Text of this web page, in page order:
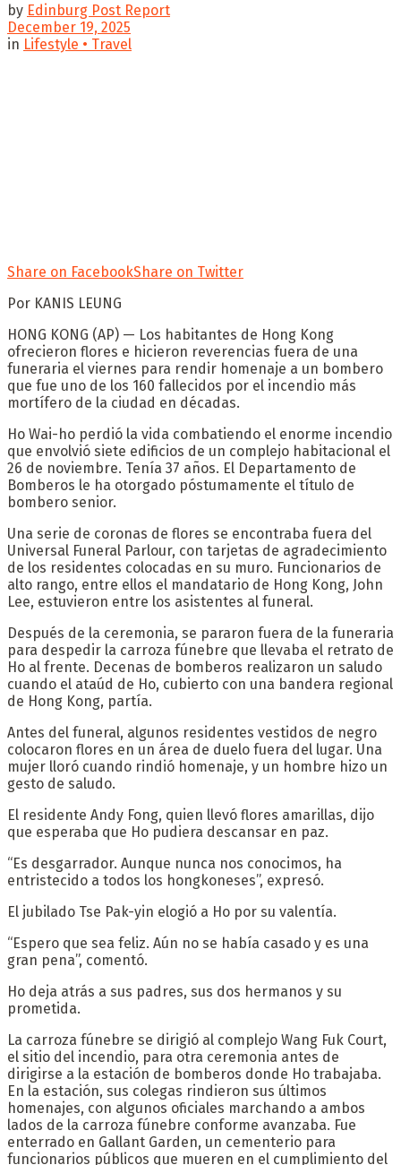
by Edinburg Post Report
December 19, 2025
in Lifestyle • Travel
Share on FacebookShare on Twitter
Por KANIS LEUNG
HONG KONG (AP) — Los habitantes de Hong Kong
ofrecieron flores e hicieron reverencias fuera de una
funeraria el viernes para rendir homenaje a un bombero
que fue uno de los 160 fallecidos por el incendio más
mortífero de la ciudad en décadas.
Ho Wai-ho perdió la vida combatiendo el enorme incendio
que envolvió siete edificios de un complejo habitacional el
26 de noviembre. Tenía 37 años. El Departamento de
Bomberos le ha otorgado póstumamente el título de
bombero senior.
Una serie de coronas de flores se encontraba fuera del
Universal Funeral Parlour, con tarjetas de agradecimiento
de los residentes colocadas en su muro. Funcionarios de
alto rango, entre ellos el mandatario de Hong Kong, John
Lee, estuvieron entre los asistentes al funeral.
Después de la ceremonia, se pararon fuera de la funeraria
para despedir la carroza fúnebre que llevaba el retrato de
Ho al frente. Decenas de bomberos realizaron un saludo
cuando el ataúd de Ho, cubierto con una bandera regional
de Hong Kong, partía.
Antes del funeral, algunos residentes vestidos de negro
colocaron flores en un área de duelo fuera del lugar. Una
mujer lloró cuando rindió homenaje, y un hombre hizo un
gesto de saludo.
El residente Andy Fong, quien llevó flores amarillas, dijo
que esperaba que Ho pudiera descansar en paz.
“Es desgarrador. Aunque nunca nos conocimos, ha
entristecido a todos los hongkoneses”, expresó.
El jubilado Tse Pak-yin elogió a Ho por su valentía.
“Espero que sea feliz. Aún no se había casado y es una
gran pena”, comentó.
Ho deja atrás a sus padres, sus dos hermanos y su
prometida.
La carroza fúnebre se dirigió al complejo Wang Fuk Court,
el sitio del incendio, para otra ceremonia antes de
dirigirse a la estación de bomberos donde Ho trabajaba.
En la estación, sus colegas rindieron sus últimos
homenajes, con algunos oficiales marchando a ambos
lados de la carroza fúnebre conforme avanzaba. Fue
enterrado en Gallant Garden, un cementerio para
funcionarios públicos que mueren en el cumplimiento del